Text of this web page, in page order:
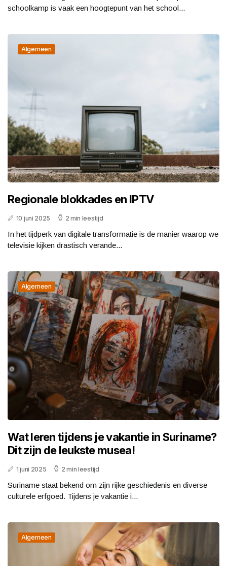
schoolkamp is vaak een hoogtepunt van het school...
Algemeen
Regionale blokkades en IPTV
10 juni 2025 2 min leestijd
In het tijdperk van digitale transformatie is de manier waarop we
televisie kijken drastisch verande...
Algemeen
Wat leren tijdens je vakantie in Suriname?
Dit zijn de leukste musea!
1 juni 2025 2 min leestijd
Suriname staat bekend om zijn rijke geschiedenis en diverse
culturele erfgoed. Tijdens je vakantie i...
Algemeen